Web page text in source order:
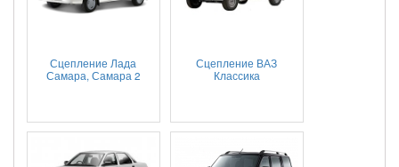
Сцепление Лада
Самара, Самара 2
Сцепление ВАЗ
Классика